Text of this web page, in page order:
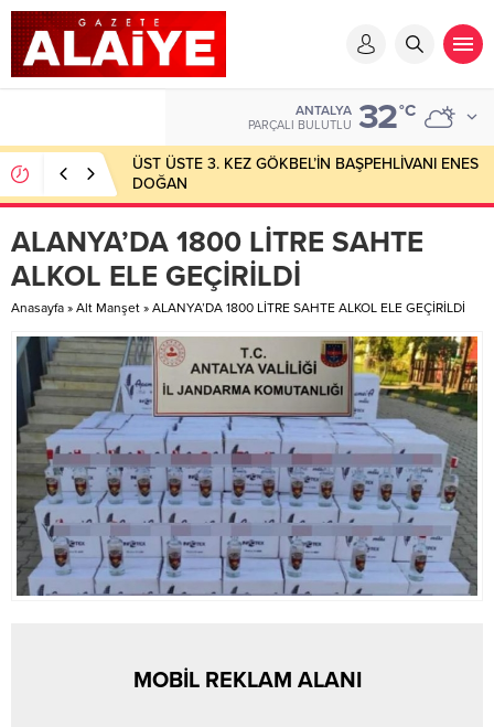
ANTALYA
PARÇALI BULUTLU 32°C
ÜST ÜSTE 3. KEZ GÖKBEL’İN BAŞPEHLİVANI ENES
DOĞAN
ALANYA’DA 1800 LİTRE SAHTE
ALKOL ELE GEÇİRİLDİ
Anasayfa » Alt Manşet » ALANYA’DA 1800 LİTRE SAHTE ALKOL ELE GEÇİRİLDİ
MOBİL REKLAM ALANI